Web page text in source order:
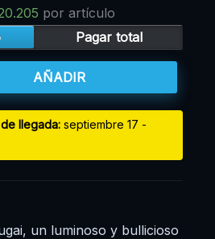
por artículo
Pagar total
AÑADIR
llegada: septiembre 17 -
un luminoso y bullicioso